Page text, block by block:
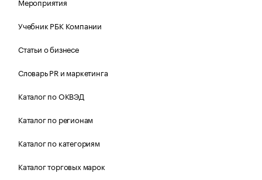
Учебник РБК Компании
Статьи о бизнесе
Словарь PR и маркетинга
Каталог по ОКВЭД
Каталог по регионам
Каталог по категориям
Каталог торговых марок